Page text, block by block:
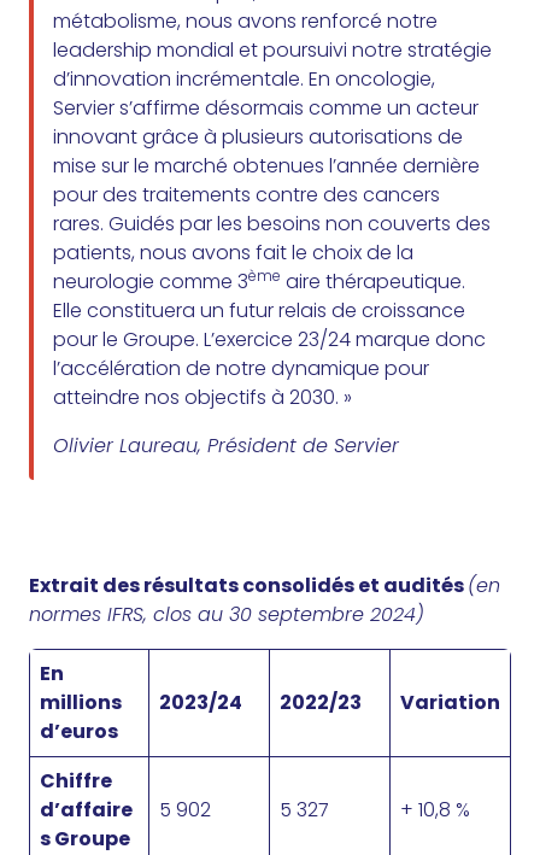
métabolisme, nous avons renforcé notre
leadership mondial et poursuivi notre stratégie
d’innovation incrémentale. En oncologie,
Servier s’affirme désormais comme un acteur
innovant grâce à plusieurs autorisations de
mise sur le marché obtenues l’année dernière
pour des traitements contre des cancers
rares. Guidés par les besoins non couverts des
patients, nous avons fait le choix de la
neurologie comme 3ème aire thérapeutique.
Elle constituera un futur relais de croissance
pour le Groupe. L’exercice 23/24 marque donc
l’accélération de notre dynamique pour
atteindre nos objectifs à 2030. »
Olivier Laureau, Président de Servier
Extrait des résultats consolidés et audités(en
normes IFRS, clos au 30 septembre 2024)
En
millions
d’euros
2023/24 2022/23 Variation
Chiffre
d’affaire
s Groupe
5 902 5 327 + 10,8 %